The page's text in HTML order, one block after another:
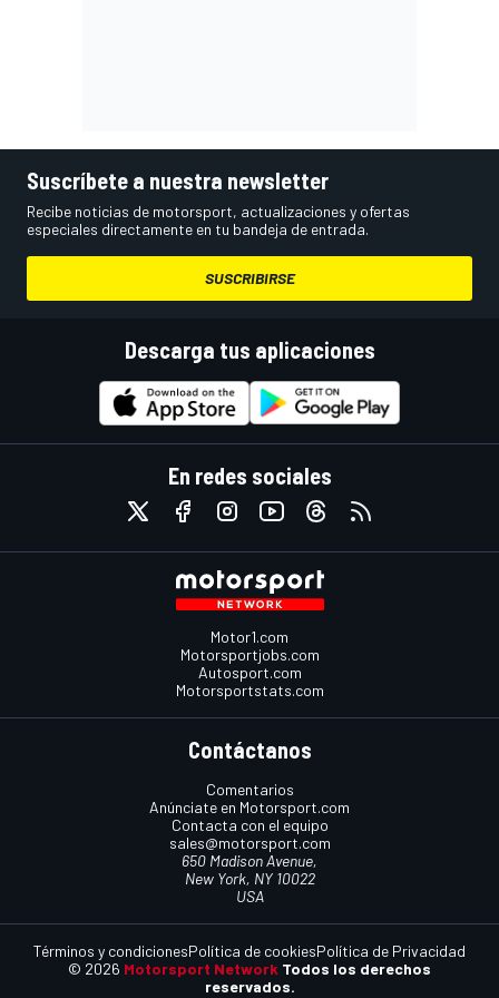
Suscríbete a nuestra newsletter
Recibe noticias de motorsport, actualizaciones y ofertas
especiales directamente en tu bandeja de entrada.
SUSCRIBIRSE
Descarga tus aplicaciones
En redes sociales
Motor1.com
Motorsportjobs.com
Autosport.com
Motorsportstats.com
Contáctanos
Comentarios
Anúnciate en Motorsport.com
Contacta con el equipo
sales@motorsport.com
650 Madison Avenue,
New York, NY 10022
USA
© 2026 Motorsport Network Todos los derechos
reservados.
Términos y condicionesPolítica de cookiesPolítica de Privacidad